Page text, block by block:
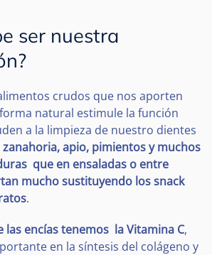
ser nuestra
crudos que nos aporten
natural estimule la función
a la limpieza de nuestro dientes
apio, pimientos y muchos
que en ensaladas o entre
mucho sustituyendo los snack
.
las encías tenemos la Vitamina C,
en la síntesis del colágeno y